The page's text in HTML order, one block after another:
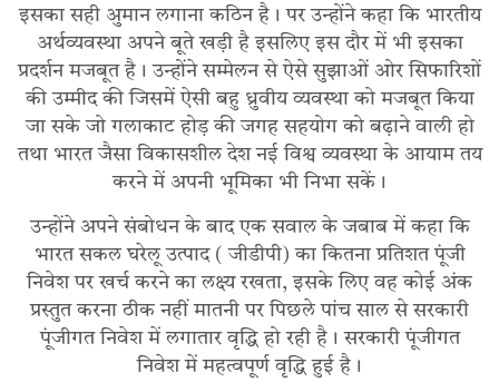
इसका सही अुमान लगाना कठिन है। पर उन्होंने कहा कि भारतीय
अर्थव्यवस्था अपने बूते खड़ी है इसलिए इस दौर में भी इसका
प्रदर्शन मजबूत है। उन्होंने सम्मेलन से ऐसे सुझाओं ओर सिफारिशों
की उम्मीद की जिसमें ऐसी बहु ध्रुवीय व्यवस्था को मजबूत किया
जा सके जो गलाकाट होड़ की जगह सहयोग को बढ़ाने वाली हो
तथा भारत जैसा विकासशील देश नई विश्व व्यवस्था के आयाम तय
करने में अपनी भूमिका भी निभा सकें।
उन्होंने अपने संबोधन के बाद एक सवाल के जबाब में कहा कि
भारत सकल घरेलू उत्पाद ( जीडीपी) का कितना प्रतिशत पूंजी
निवेश पर खर्च करने का लक्ष्य रखता, इसके लिए वह कोई अंक
प्रस्तुत करना ठीक नहीं मातनी पर पिछले पांच साल से सरकारी
पूंजीगत निवेश में लगातार वृद्धि हो रही है। सरकारी पूंजीगत
निवेश में महत्वपूर्ण वृद्धि हुई है।